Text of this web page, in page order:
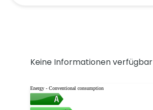
Keine Informationen verfügbar